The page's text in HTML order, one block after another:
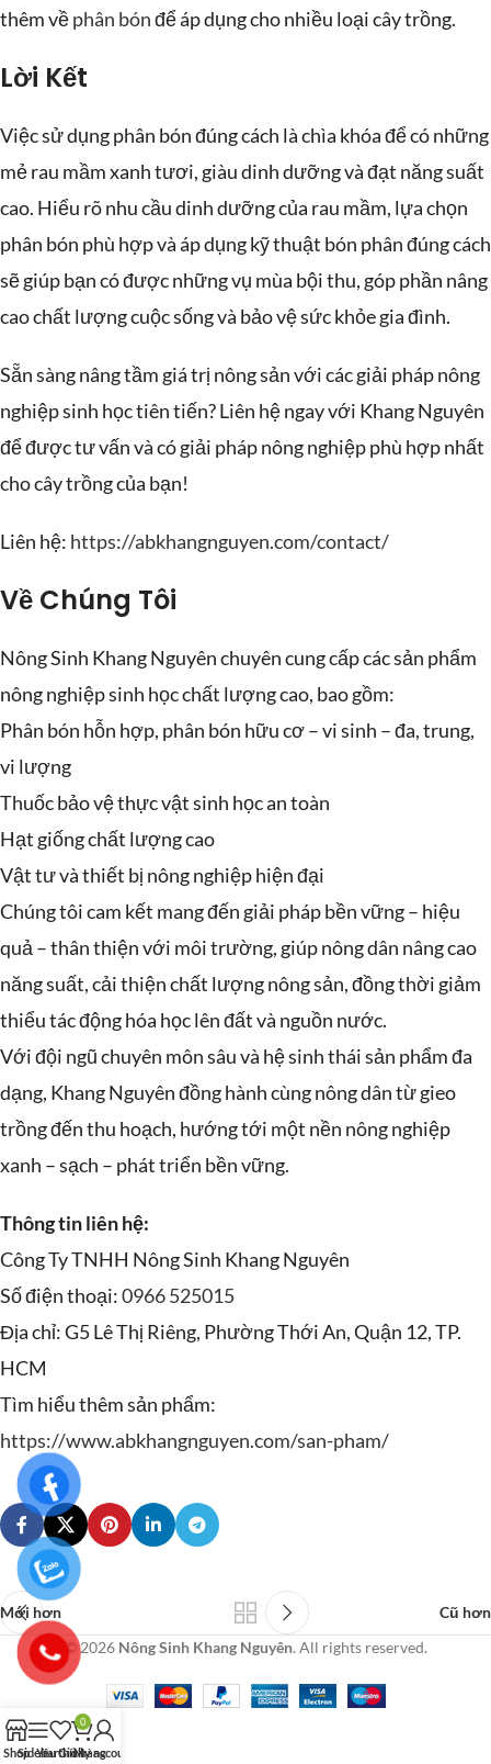
thêm vềphân bónđể áp dụng cho nhiều loại cây trồng.
Lời Kết
Việc sử dụng phân bón đúng cách là chìa khóa để có những
mẻ rau mầm xanh tươi, giàu dinh dưỡng và đạt năng suất
cao. Hiểu rõ nhu cầu dinh dưỡng của rau mầm, lựa chọn
phân bón phù hợp và áp dụng kỹ thuật bón phân đúng cách
sẽ giúp bạn có được những vụ mùa bội thu, góp phần nâng
cao chất lượng cuộc sống và bảo vệ sức khỏe gia đình.
Sẵn sàng nâng tầm giá trị nông sản với các giải pháp nông
nghiệp sinh học tiên tiến? Liên hệ ngay với Khang Nguyên
để được tư vấn và có giải pháp nông nghiệp phù hợp nhất
cho cây trồng của bạn!
Liên hệ: https://abkhangnguyen.com/contact/
Về Chúng Tôi
Nông Sinh Khang Nguyên chuyên cung cấp các sản phẩm
nông nghiệp sinh học chất lượng cao, bao gồm:
Phân bón hỗn hợp, phân bón hữu cơ – vi sinh – đa, trung,
vi lượng
Thuốc bảo vệ thực vật sinh học an toàn
Hạt giống chất lượng cao
Vật tư và thiết bị nông nghiệp hiện đại
Chúng tôi cam kết mang đến giải pháp bền vững – hiệu
quả – thân thiện với môi trường, giúp nông dân nâng cao
năng suất, cải thiện chất lượng nông sản, đồng thời giảm
thiểu tác động hóa học lên đất và nguồn nước.
Với đội ngũ chuyên môn sâu và hệ sinh thái sản phẩm đa
dạng, Khang Nguyên đồng hành cùng nông dân từ gieo
trồng đến thu hoạch, hướng tới một nền nông nghiệp
xanh – sạch – phát triển bền vững.
Thông tin liên hệ:
Công Ty TNHH Nông Sinh Khang Nguyên
Số điện thoại:0966 525015
Địa chỉ: G5 Lê Thị Riêng, Phường Thới An, Quận 12, TP.
HCM
Tìm hiểu thêm sản phẩm:
https://www.abkhangnguyen.com/san-pham/
Mới hơn
Cũ hơn
© 2026 Nông Sinh Khang Nguyên. All rights reserved.
ShopSidebarYêu thích
0
Giỏ hàng
My account